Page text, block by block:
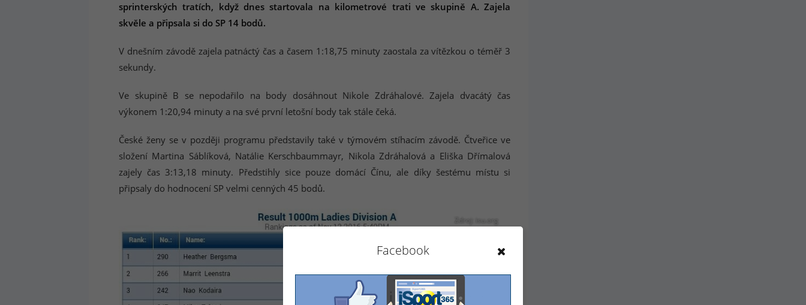
sprinterských tratích, když dnes startovala na kilometrové trati ve skupině A. Zajela
skvěle a připsala si do SP 14 bodů.
V dnešním závodě zajela patnáctý čas a časem 1:18,75 minuty zaostala za vítězkou o téměř 3
sekundy.
Ve skupině B se nepodařilo na body dosáhnout Nikole Zdráhalové. Zajela dvacátý čas
výkonem 1:20,94 minuty a na své první letošní body tak stále čeká.
České ženy se v později programu představily také v týmovém stíhacím závodě. Čtveřice ve
složení Martina Sáblíková, Natálie Kerschbaummayr, Nikola Zdráhalová a Eliška Dřímalová
zajely čas 3:13,18 minuty. Předstihly sice pouze domácí Čínu, ale díky šestému místu si
připsaly do hodnocení SP velmi cenných 45 bodů.
Zdroj: isu.org
Facebook